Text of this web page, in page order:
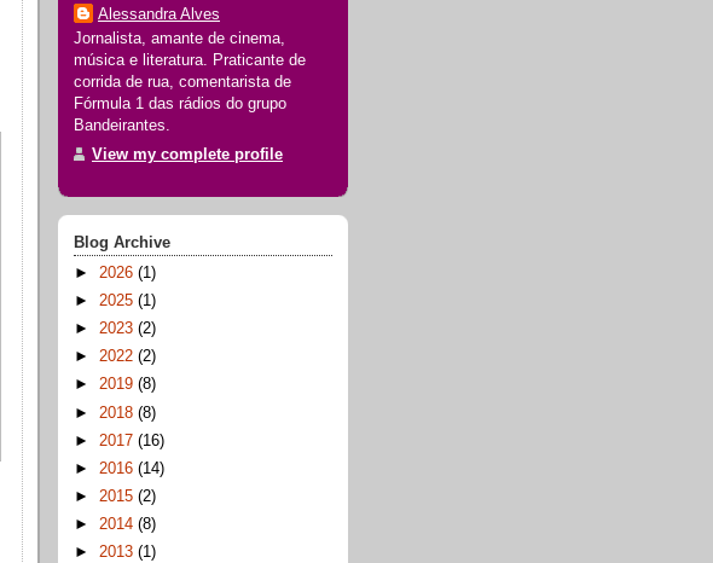
Alessandra Alves
Jornalista, amante de cinema,
música e literatura. Praticante de
corrida de rua, comentarista de
Fórmula 1 das rádios do grupo
Bandeirantes.
View my complete profile
Blog Archive
► 2026 (1)
► 2025 (1)
► 2023 (2)
► 2022 (2)
► 2019 (8)
► 2018 (8)
► 2017 (16)
► 2016 (14)
► 2015 (2)
► 2014 (8)
► 2013 (1)